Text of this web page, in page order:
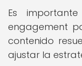
Es
engagement
contenido
ajustar la